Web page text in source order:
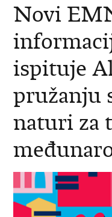
Novi
ispituje
pružanju
naturi za